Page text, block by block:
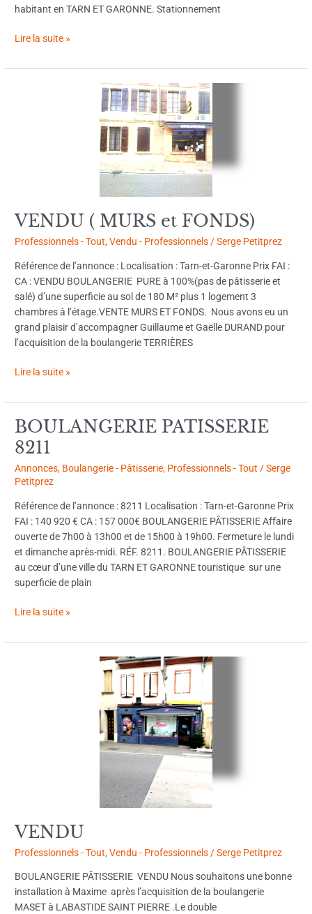
habitant en TARN ET GARONNE. Stationnement
Lire la suite »
VENDU ( MURS et FONDS)
Professionnels - Tout,Vendu - Professionnels /Serge Petitprez
Référence de l’annonce : Localisation : Tarn-et-Garonne Prix FAI :
CA : VENDU BOULANGERIE PURE à 100%(pas de pâtisserie et
salé) d’une superficie au sol de 180 M² plus 1 logement 3
chambres à l’étage.VENTE MURS ET FONDS. Nous avons eu un
grand plaisir d’accompagner Guillaume et Gaëlle DURAND pour
l’acquisition de la boulangerie TERRIÈRES
Lire la suite »
BOULANGERIE PATISSERIE
8211
Annonces, Boulangerie - Pâtisserie, Professionnels - Tout /Serge
Petitprez
Référence de l’annonce : 8211 Localisation : Tarn-et-Garonne Prix
FAI : 140 920 € CA : 157 000€ BOULANGERIE PÂTISSERIE Affaire
ouverte de 7h00 à 13h00 et de 15h00 à 19h00. Fermeture le lundi
et dimanche après-midi. RÉF. 8211. BOULANGERIE PÂTISSERIE
au cœur d’une ville du TARN ET GARONNE touristique sur une
superficie de plain
BOULANGERIE
PATISSERIE
8211
Lire la suite »
VENDU
Professionnels - Tout,Vendu - Professionnels /Serge Petitprez
BOULANGERIE PÂTISSERIE VENDU Nous souhaitons une bonne
installation à Maxime après l’acquisition de la boulangerie
MASET à LABASTIDE SAINT PIERRE .Le double